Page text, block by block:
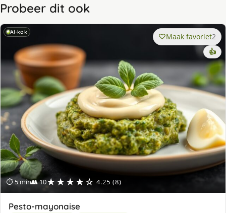
Probeer dit ook
AI-kok
⏱ 5 min👥 10★★★★☆ 4.25 (8)
Maak favoriet2
👍
Pesto-mayonaise